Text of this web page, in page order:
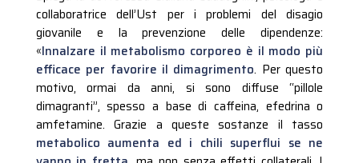
collaboratrice dell’Ust per i problemi del disagio
giovanile e la prevenzione delle dipendenze:
«Innalzare il metabolismo corporeo è il modo più
efficace per favorire il dimagrimento. Per questo
motivo, ormai da anni, si sono diffuse “pillole
dimagranti”, spesso a base di caffeina, efedrina o
amfetamine. Grazie a queste sostanze il tasso
metabolico aumenta ed i chili superflui se ne